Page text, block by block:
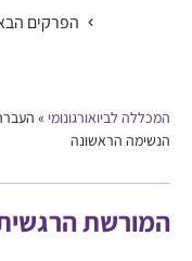
הפרקים
המכללה לביואורגונומי »
הנשימה הראשונה
המורשת